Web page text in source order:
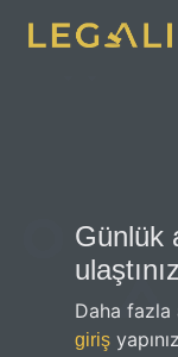
Günlük
Daha
giriş